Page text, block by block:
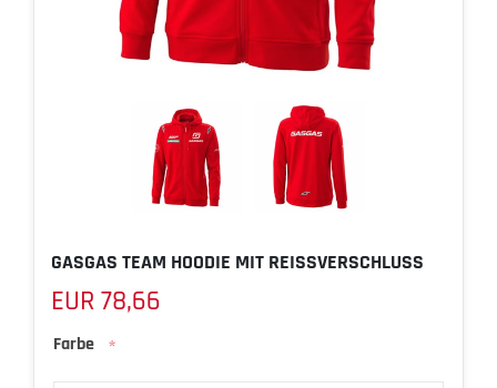
GASGAS TEAM HOODIE MIT REISSVERSCHLUSS
EUR 78,66
Farbe *